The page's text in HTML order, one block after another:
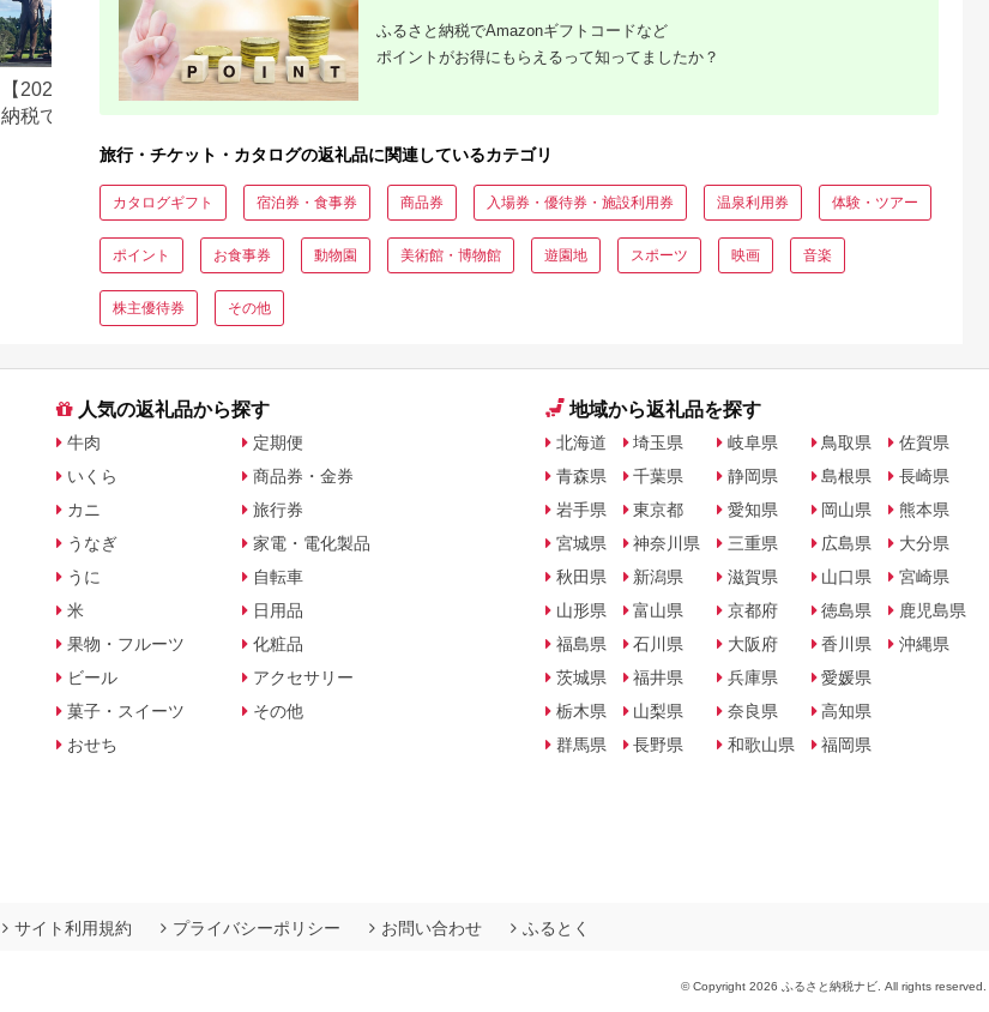
【2026年最新版】ふるさと
納税でディズニー返礼品は
もらえる？ホテル・チケッ
ト・公式グッズを徹底解説
ふるさと納税、年収いくら
で30万円寄付できる？おす
すめ返礼品も紹介
ふるさと納税でAmazonギフトコードなど
ポイントがお得にもらえるって知ってましたか？
旅行・チケット・カタログの返礼品に関連しているカテゴリ
カタログギフト 宿泊券・食事券 商品券 入場券・優待券・施設利用券 温泉利用券 体験・ツアー
ポイント お食事券 動物園 美術館・博物館 遊園地 スポーツ 映画 音楽
株主優待券 その他
人気の返礼品から探す
牛肉
いくら
カニ
うなぎ
うに
米
果物・フルーツ
ビール
菓子・スイーツ
おせち
定期便
商品券・金券
旅行券
家電・電化製品
自転車
日用品
化粧品
アクセサリー
その他
地域から返礼品を探す
北海道
青森県
岩手県
宮城県
秋田県
山形県
福島県
茨城県
栃木県
群馬県
埼玉県
千葉県
東京都
神奈川県
新潟県
富山県
石川県
福井県
山梨県
長野県
岐阜県
静岡県
愛知県
三重県
滋賀県
京都府
大阪府
兵庫県
奈良県
和歌山県
鳥取県
島根県
岡山県
広島県
山口県
徳島県
香川県
愛媛県
高知県
福岡県
佐賀県
長崎県
熊本県
大分県
宮崎県
鹿児島県
沖縄県
サイト利用規約 プライバシーポリシー お問い合わせ ふるとく
© Copyright 2026 ふるさと納税ナビ. All rights reserved.